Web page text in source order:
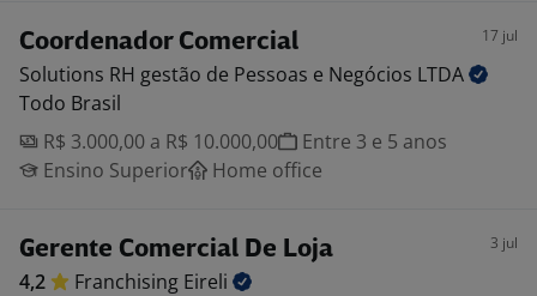
Coordenador Comercial 17 jul
Solutions RH gestão de Pessoas e Negócios LTDA
Todo Brasil
R$ 3.000,00 a R$ 10.000,00
Entre 3 e 5 anos
Ensino Superior
Home office
Gerente Comercial De Loja 3 jul
4,2 Franchising Eireli